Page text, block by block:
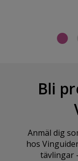
Bli
Anmäl dig
hos
tävlingar